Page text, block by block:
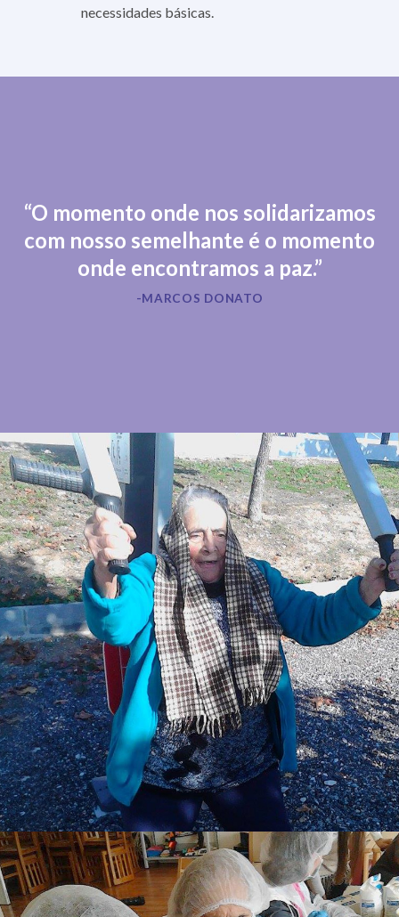
necessidades básicas.
“O momento onde nos solidarizamos
com nosso semelhante é o momento
onde encontramos a paz.”
-MARCOS DONATO